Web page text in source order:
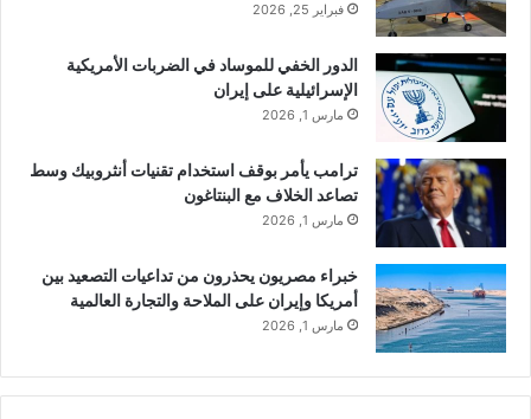
فبراير 25, 2026
الدور الخفي للموساد في الضربات الأمريكية
الإسرائيلية على إيران
مارس 1, 2026
ترامب يأمر بوقف استخدام تقنيات أنثروبيك وسط
تصاعد الخلاف مع البنتاغون
مارس 1, 2026
خبراء مصريون يحذرون من تداعيات التصعيد بين
أمريكا وإيران على الملاحة والتجارة العالمية
مارس 1, 2026